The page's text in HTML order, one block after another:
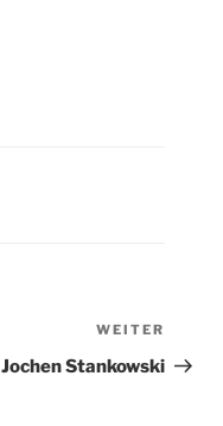
Beitrag
WEITER
Jochen Stankowski